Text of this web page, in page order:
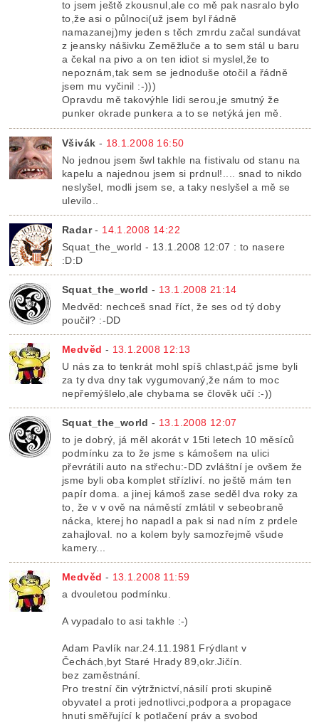
to jsem ještě zkousnul,ale co mě pak nasralo bylo
to,že asi o půlnoci(už jsem byl řádně
namazanej)my jeden s těch zmrdu začal sundávat
z jeansky nášivku Zeměžluče a to sem stál u baru
a čekal na pivo a on ten idiot si myslel,že to
nepoznám,tak sem se jednoduše otočil a řádně
jsem mu vyčinil :-)))
Opravdu mě takovýhle lidi serou,je smutný že
punker okrade punkera a to se netýká jen mě.
Všivák - 18.1.2008 16:50
No jednou jsem šwl takhle na fistivalu od stanu na
kapelu a najednou jsem si prdnul!.... snad to nikdo
neslyšel, modli jsem se, a taky neslyšel a mě se
ulevilo..
Radar- 14.1.2008 14:22
Squat_the_world - 13.1.2008 12:07 : to nasere
:D:D
Squat_the_world - 13.1.2008 21:14
Medvěd: nechceš snad říct, že ses od tý doby
poučil? :-DD
Medvěd - 13.1.2008 12:13
U nás za to tenkrát mohl spíš chlast,páč jsme byli
za ty dva dny tak vygumovaný,že nám to moc
nepřemýšlelo,ale chybama se člověk učí :-))
Squat_the_world - 13.1.2008 12:07
to je dobrý, já měl akorát v 15ti letech 10 měsíců
podmínku za to že jsme s kámošem na ulici
převrátili auto na střechu:-DD zvláštní je ovšem že
jsme byli oba komplet střízliví. no ještě mám ten
papír doma. a jinej kámoš zase seděl dva roky za
to, že v v ově na náměstí zmlátil v sebeobraně
nácka, kterej ho napadl a pak si nad ním z prdele
zahajloval. no a kolem byly samozřejmě všude
kamery...
Medvěd - 13.1.2008 11:59
a dvouletou podmínku.
A vypadalo to asi takhle :-)
Adam Pavlík nar.24.11.1981 Frýdlant v
Čechách,byt Staré Hrady 89,okr.Jičín.
bez zaměstnání.
Pro trestní čin výtržnictví,násilí proti skupině
obyvatel a proti jednotlivci,podpora a propagace
hnuti směřující k potlačení práv a svobod